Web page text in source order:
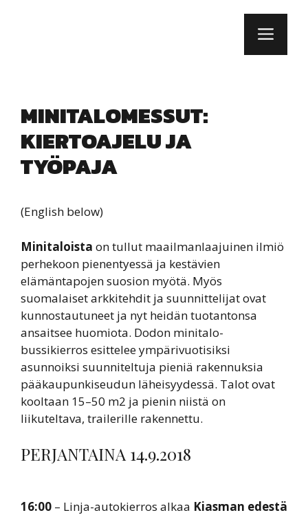
MINITALOMESSUT:
KIERTOAJELU JA
TYÖPAJA
(English below)
Minitaloista on tullut maailmanlaajuinen ilmiö
perhekoon pienentyessä ja kestävien
elämäntapojen suosion myötä. Myös
suomalaiset arkkitehdit ja suunnittelijat ovat
kunnostautuneet ja nyt heidän tuotantonsa
ansaitsee huomiota. Dodon minitalo-
bussikierros esittelee ympärivuotisiksi
asunnoiksi suunniteltuja pieniä rakennuksia
pääkaupunkiseudun läheisyydessä. Talot ovat
kooltaan 15–50 m2 ja pienin niistä on
liikuteltava, trailerille rakennettu.
PERJANTAINA 14.9.2018
16:00 – Linja-autokierros alkaa Kiasman edestä